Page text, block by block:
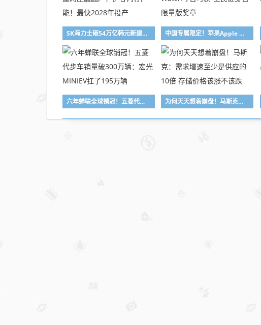
SK海力士砸54万亿韩元新建两座晶圆厂：扩容内存产能！最快2028年投产 中国专属限定！苹果Apple Watch今日可获“全民健身日”限量版奖章
六年蝉联全球销冠！五菱代步车销量破300万辆：宏光MINIEV扛了195万辆 为何天天想着崩盘！马斯克：需求增速至少是供应的10倍 存储价格该涨不该跌